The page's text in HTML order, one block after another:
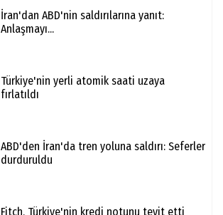
İran'dan ABD'nin saldırılarına yanıt:
Anlaşmayı...
Türkiye'nin yerli atomik saati uzaya
fırlatıldı
ABD'den İran'da tren yoluna saldırı: Seferler
durduruldu
Fitch, Türkiye'nin kredi notunu teyit etti